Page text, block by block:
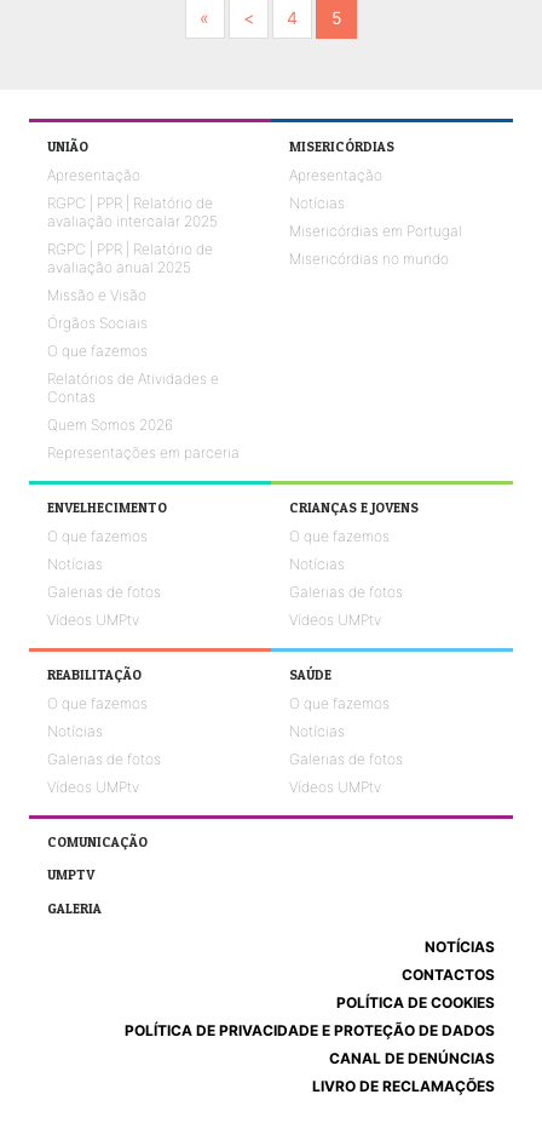
« Next<Previous
4 5
UNIÃO
Apresentação
RGPC | PPR | Relatório de
avaliação intercalar 2025
RGPC | PPR | Relatório de
avaliação anual 2025
Missão e Visão
Órgãos Sociais
O que fazemos
Relatórios de Atividades e
Contas
Quem Somos 2026
Representações em parceria
MISERICÓRDIAS
Apresentação
Notícias
Misericórdias em Portugal
Misericórdias no mundo
ENVELHECIMENTO
O que fazemos
Notícias
Galerias de fotos
Vídeos UMPtv
CRIANÇAS E JOVENS
O que fazemos
Notícias
Galerias de fotos
Vídeos UMPtv
REABILITAÇÃO
O que fazemos
Notícias
Galerias de fotos
Vídeos UMPtv
SAÚDE
O que fazemos
Notícias
Galerias de fotos
Vídeos UMPtv
COMUNICAÇÃO
UMPTV
GALERIA
NOTÍCIAS
CONTACTOS
POLÍTICA DE COOKIES
POLÍTICA DE PRIVACIDADE E PROTEÇÃO DE DADOS
CANAL DE DENÚNCIAS
LIVRO DE RECLAMAÇÕES